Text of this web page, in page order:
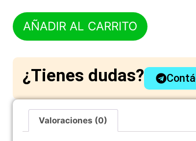
AÑADIR AL CARRITO
¿Tienes dudas?
Valoraciones (0)